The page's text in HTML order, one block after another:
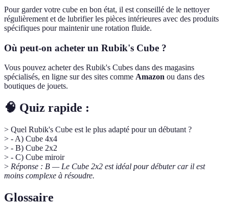
Pour garder votre cube en bon état, il est conseillé de le nettoyer
régulièrement et de lubrifier les pièces intérieures avec des produits
spécifiques pour maintenir une rotation fluide.
Où peut-on acheter un Rubik's Cube ?
Vous pouvez acheter des Rubik's Cubes dans des magasins
spécialisés, en ligne sur des sites comme Amazon ou dans des
boutiques de jouets.
🧠 Quiz rapide :
> Quel Rubik's Cube est le plus adapté pour un débutant ?
> - A) Cube 4x4
> - B) Cube 2x2
> - C) Cube miroir
> Réponse : B — Le Cube 2x2 est idéal pour débuter car il est
moins complexe à résoudre.
Glossaire